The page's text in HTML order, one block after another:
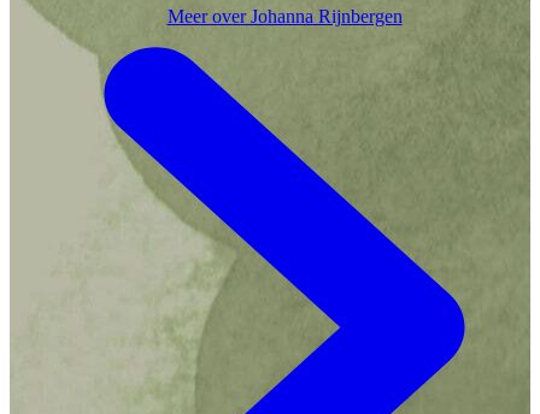
gegeten, gedronken en over literatuur wordt gesproken,
geheel in stijl van het fin de siècle.Al tijdens haar studie
werkte Johanna als proeflezer voor diverse literaire
uitgeverijen. Inmiddels is ze fulltime corrector,
persklaarmaker en vertaler. Ze werkt het liefst van laat
op de middag tot diep in de nacht. Als ze vastzit met een
vertaling loopt ze het liefst door nachtelijk Amsterdam
om haar hoofd vrij te maken en nieuwe inspiratie op te
doen.Ze woont in Amsterdam met haar twee katten:
Frederik en Louis.
Meer over Johanna Rijnbergen